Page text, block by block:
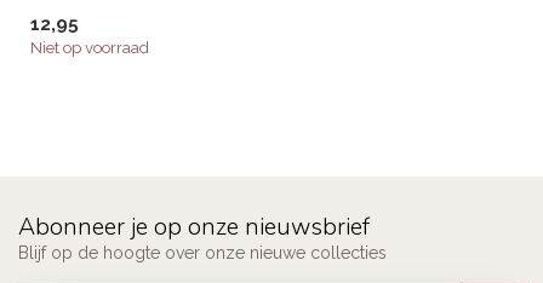
12,95
Niet op voorraad
Abonneer je op onze nieuwsbrief
Blijf op de hoogte over onze nieuwe collecties